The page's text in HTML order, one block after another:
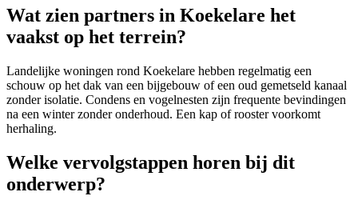
Wat zien partners in Koekelare het
vaakst op het terrein?
Landelijke woningen rond Koekelare hebben regelmatig een
schouw op het dak van een bijgebouw of een oud gemetseld kanaal
zonder isolatie. Condens en vogelnesten zijn frequente bevindingen
na een winter zonder onderhoud. Een kap of rooster voorkomt
herhaling.
Welke vervolgstappen horen bij dit
onderwerp?